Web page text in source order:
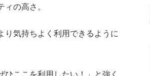
の高さ。
り気持ちよく利用できるように
ここを利用したい！」と強く